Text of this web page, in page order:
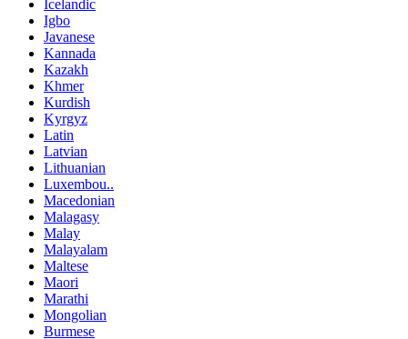
Icelandic
Igbo
Javanese
Kannada
Kazakh
Khmer
Kurdish
Kyrgyz
Latin
Latvian
Lithuanian
Luxembou..
Macedonian
Malagasy
Malay
Malayalam
Maltese
Maori
Marathi
Mongolian
Burmese